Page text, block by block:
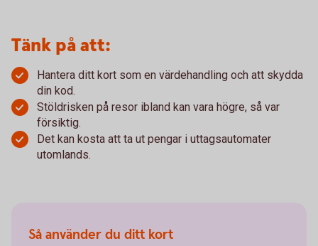
Tänk på att:
Hantera ditt kort som en värdehandling och att skydda
din kod.
Stöldrisken på resor ibland kan vara högre, så var
försiktig.
Det kan kosta att ta ut pengar i uttagsautomater
utomlands.
Så använder du ditt kort